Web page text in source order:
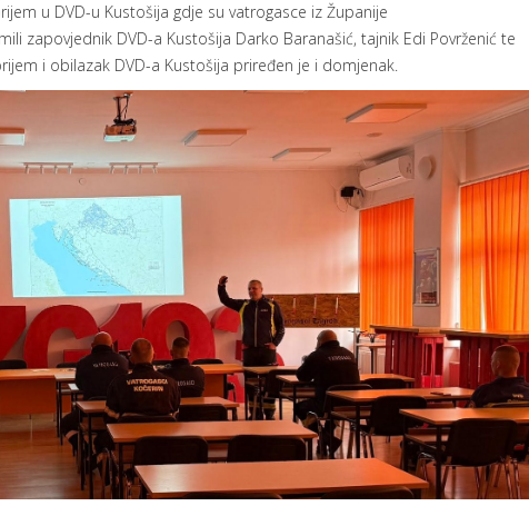
u DVD-u Kustošija gdje su vatrogasce iz Županije
zapovjednik DVD-a Kustošija Darko Baranašić, tajnik Edi Povrženić te
i obilazak DVD-a Kustošija priređen je i domjenak.